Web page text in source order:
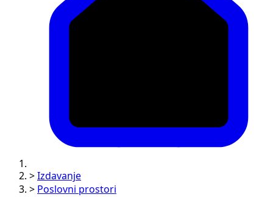
> Izdavanje
> Poslovni prostori